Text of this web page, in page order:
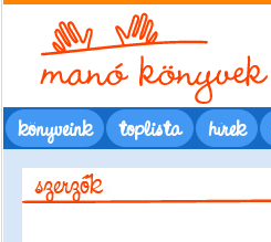
könyveink toplista hírek